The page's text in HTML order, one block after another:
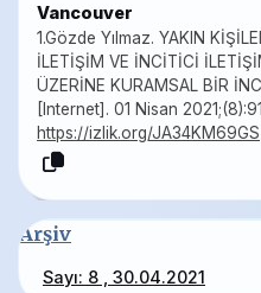
Vancouver
1.Gözde Yılmaz. YAKIN
İLETİŞİM VE İNCİTİCİ
ÜZERİNE KURAMSAL BİR
[Internet]. 01 Nisan
https://izlik.org/JA34KM69GS
Arşiv
Sayı: 8 , 30.04.2021